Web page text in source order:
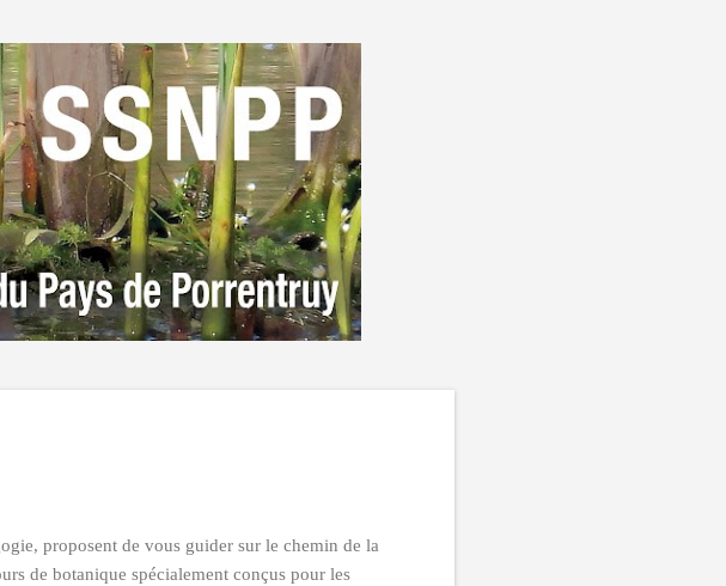
proposent de vous guider sur le chemin de la
de botanique spécialement conçus pour les